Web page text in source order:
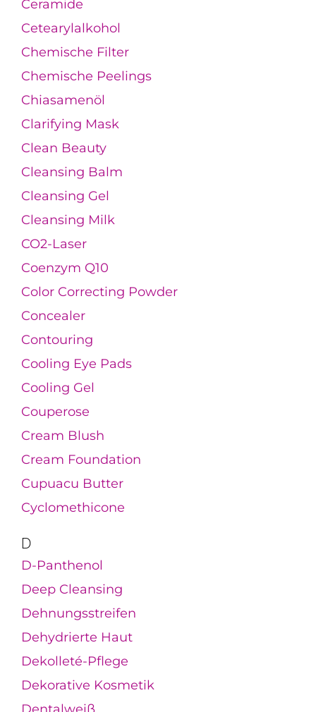
Ceramide
Cetearylalkohol
Chemische Filter
Chemische Peelings
Chiasamenöl
Clarifying Mask
Clean Beauty
Cleansing Balm
Cleansing Gel
Cleansing Milk
CO2-Laser
Coenzym Q10
Color Correcting Powder
Concealer
Contouring
Cooling Eye Pads
Cooling Gel
Couperose
Cream Blush
Cream Foundation
Cupuacu Butter
Cyclomethicone
D
D-Panthenol
Deep Cleansing
Dehnungsstreifen
Dehydrierte Haut
Dekolleté-Pflege
Dekorative Kosmetik